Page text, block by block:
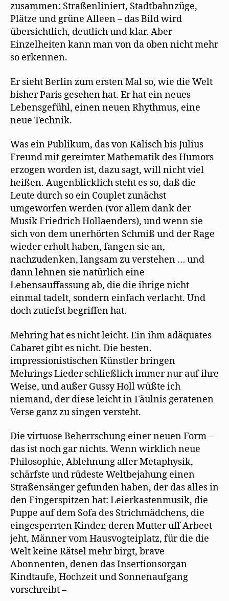
zusammen: Straßenliniert, Stadtbahnzüge,
Plätze und grüne Alleen – das Bild wird
übersichtlich, deutlich und klar. Aber
Einzelheiten kann man von da oben nicht mehr
so erkennen.
Er sieht Berlin zum ersten Mal so, wie die Welt
bisher Paris gesehen hat. Er hat ein neues
Lebensgefühl, einen neuen Rhythmus, eine
neue Technik.
Was ein Publikum, das von Kalisch bis Julius
Freund mit gereimter Mathematik des Humors
erzogen worden ist, dazu sagt, will nicht viel
heißen. Augenblicklich steht es so, daß die
Leute durch so ein Couplet zunächst
umgeworfen werden (vor allem dank der
Musik Friedrich Hollaenders), und wenn sie
sich von dem unerhörten Schmiß und der Rage
wieder erholt haben, fangen sie an,
nachzudenken, langsam zu verstehen … und
dann lehnen sie natürlich eine
Lebensauffassung ab, die die ihrige nicht
einmal tadelt, sondern einfach verlacht. Und
doch zutiefst begriffen hat.
Mehring hat es nicht leicht. Ein ihm adäquates
Cabaret gibt es nicht. Die besten.
impressionistischen Künstler bringen
Mehrings Lieder schließlich immer nur auf ihre
Weise, und außer Gussy Holl wüßte ich
niemand, der diese leicht in Fäulnis geratenen
Verse ganz zu singen versteht.
Die virtuose Beherrschung einer neuen Form –
das ist noch gar nichts. Wenn wirklich neue
Philosophie, Ablehnung aller Metaphysik,
schärfste und rüdeste Weltbejahung einen
Straßensänger gefunden haben, der das alles in
den Fingerspitzen hat: Leierkastenmusik, die
Puppe auf dem Sofa des Strichmädchens, die
eingesperrten Kinder, deren Mutter uff Arbeet
jeht, Männer vom Hausvogteiplatz, für die die
Welt keine Rätsel mehr birgt, brave
Abonnenten, denen das Insertionsorgan
Kindtaufe, Hochzeit und Sonnenaufgang
vorschreibt –